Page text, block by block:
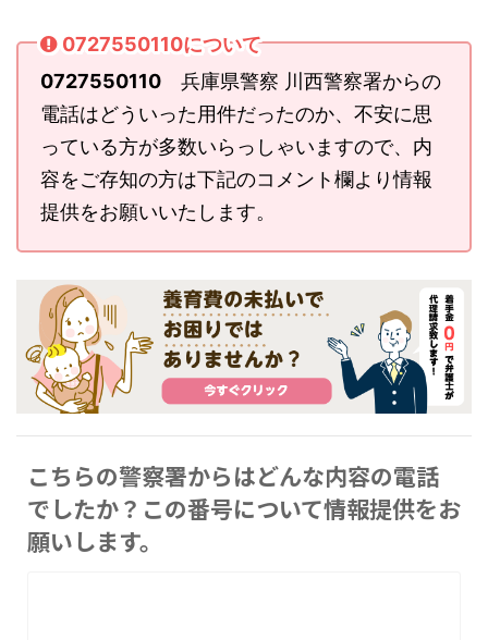
0727550110について
0727550110 兵庫県警察 川西警察署からの
電話はどういった用件だったのか、不安に思
っている方が多数いらっしゃいますので、内
容をご存知の方は下記のコメント欄より情報
提供をお願いいたします。
こちらの警察署からはどんな内容の電話
でしたか？この番号について情報提供をお
願いします。